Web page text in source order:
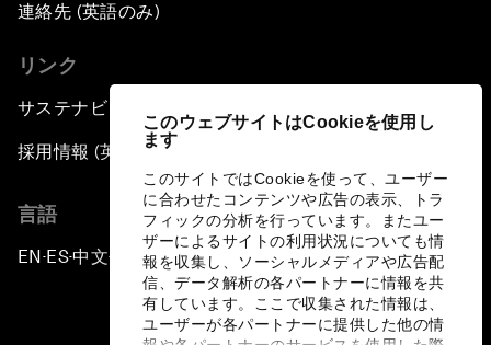
このウェブサイトはCookieを使用し
ます
このサイトではCookieを使って、ユーザー
に合わせたコンテンツや広告の表示、トラ
フィックの分析を行っています。またユー
ザーによるサイトの利用状況についても情
報を収集し、ソーシャルメディアや広告配
信、データ解析の各パートナーに情報を共
有しています。ここで収集された情報は、
ユーザーが各パートナーに提供した他の情
連絡先 (英語のみ)
リンク
サステナビリティへの取り組み
採用情報 (英語のみ)
言語
EN ▪ES▪中文▪ 日本語